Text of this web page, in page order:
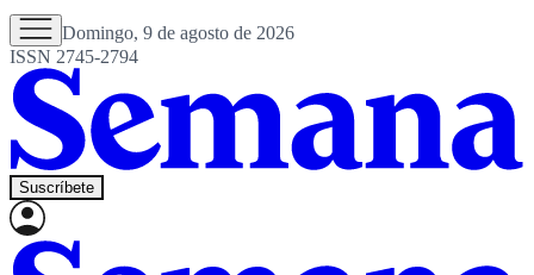
Domingo, 9 de agosto de 2026
ISSN 2745-2794
Suscríbete